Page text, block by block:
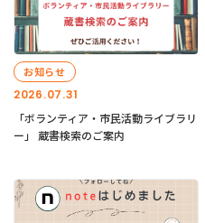
2026.07.31
お知らせ
「ボランティア・市民活動ライブラリ
ー」 蔵書検索のご案内